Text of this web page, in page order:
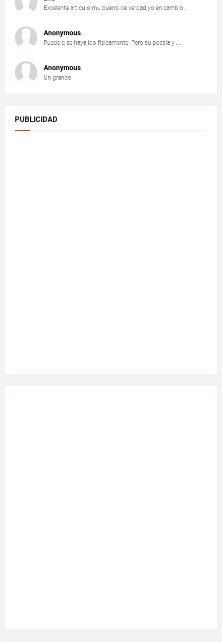
Excelente articulo mu bueno de verdad yo en cambio...
Anonymous
Puede q se haya ido físicamente. Pero su poesía y ...
Anonymous
Un grande
PUBLICIDAD